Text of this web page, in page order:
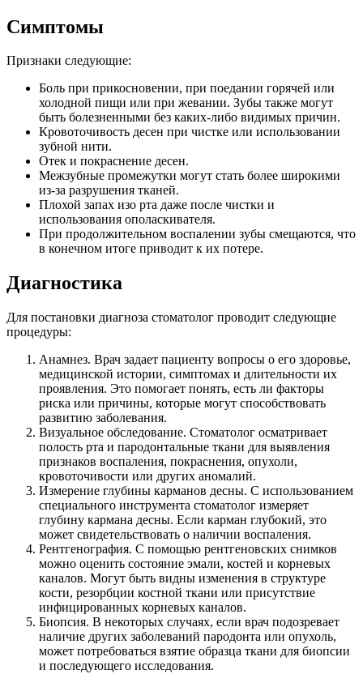
Симптомы
Признаки следующие:
Боль при прикосновении, при поедании горячей или
холодной пищи или при жевании. Зубы также могут
быть болезненными без каких-либо видимых причин.
Кровоточивость десен при чистке или использовании
зубной нити.
Отек и покраснение десен.
Межзубные промежутки могут стать более широкими
из-за разрушения тканей.
Плохой запах изо рта даже после чистки и
использования ополаскивателя.
При продолжительном воспалении зубы смещаются, что
в конечном итоге приводит к их потере.
Диагностика
Для постановки диагноза стоматолог проводит следующие
процедуры:
Анамнез. Врач задает пациенту вопросы о его здоровье,
медицинской истории, симптомах и длительности их
проявления. Это помогает понять, есть ли факторы
риска или причины, которые могут способствовать
развитию заболевания.
Визуальное обследование. Стоматолог осматривает
полость рта и пародонтальные ткани для выявления
признаков воспаления, покраснения, опухоли,
кровоточивости или других аномалий.
Измерение глубины карманов десны. С использованием
специального инструмента стоматолог измеряет
глубину кармана десны. Если карман глубокий, это
может свидетельствовать о наличии воспаления.
Рентгенография. С помощью рентгеновских снимков
можно оценить состояние эмали, костей и корневых
каналов. Могут быть видны изменения в структуре
кости, резорбции костной ткани или присутствие
инфицированных корневых каналов.
Биопсия. В некоторых случаях, если врач подозревает
наличие других заболеваний пародонта или опухоль,
может потребоваться взятие образца ткани для биопсии
и последующего исследования.